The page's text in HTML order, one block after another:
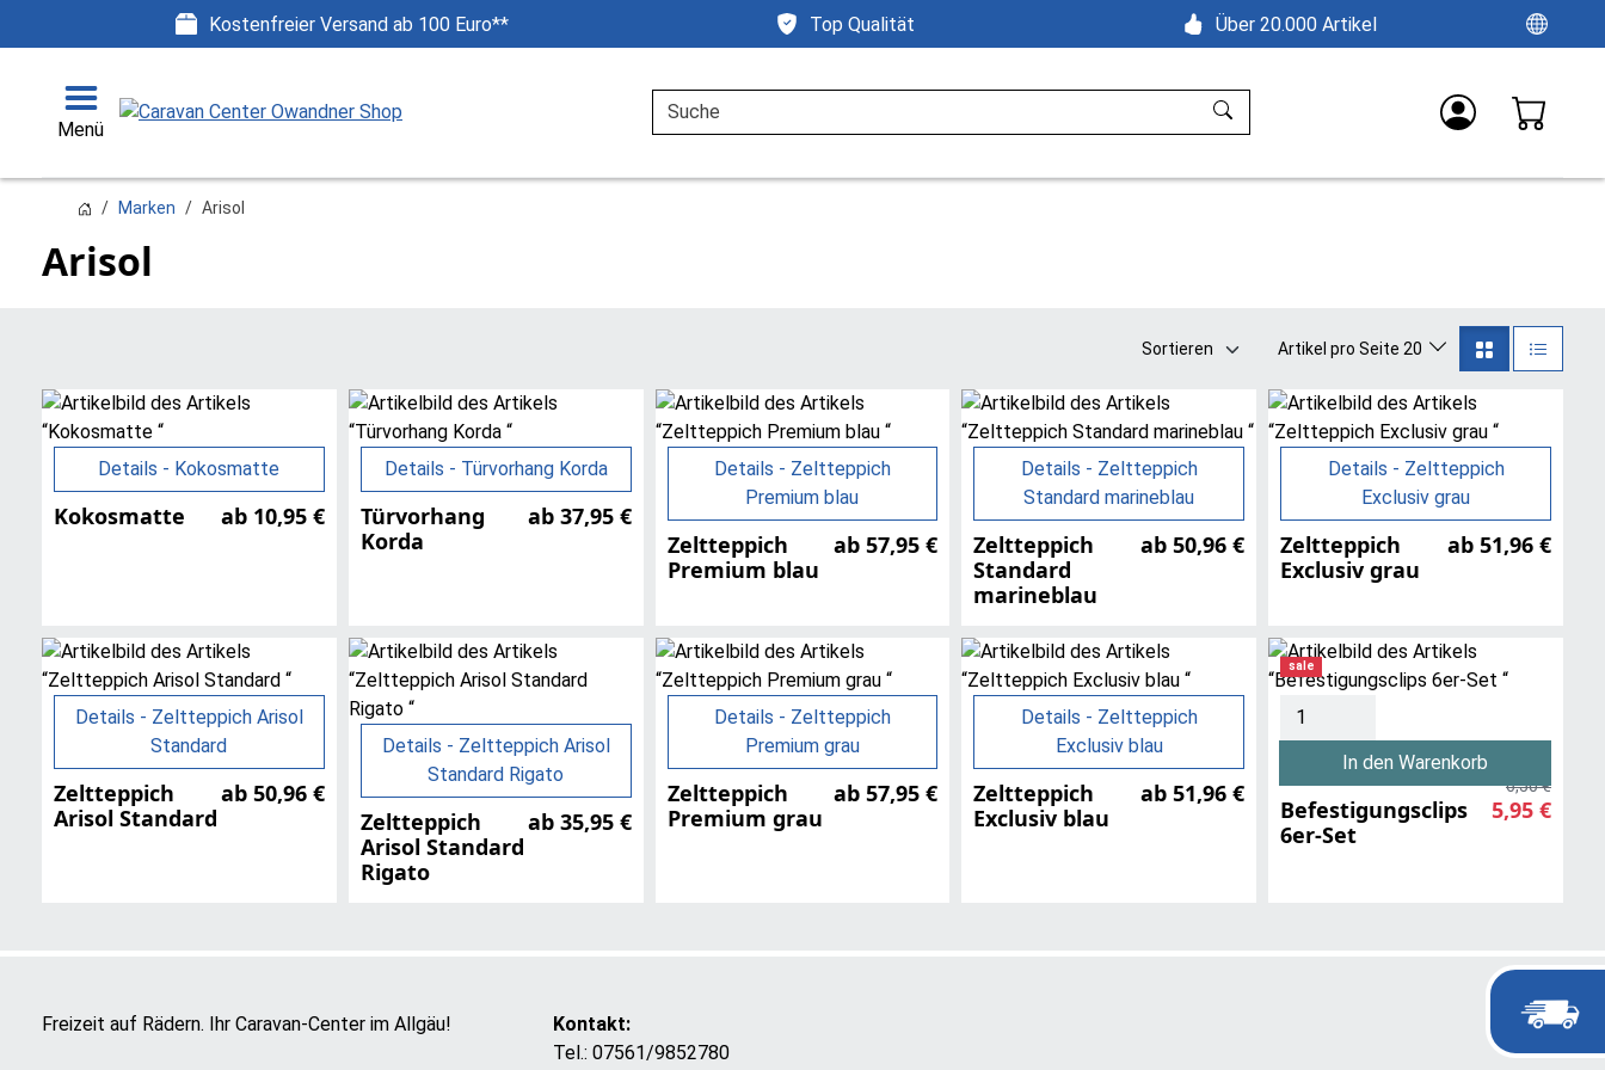
Kostenfreier Versand ab 100 Euro** Top Qualität Über 20.000 Artikel
Menü
Suche
Marken Arisol
Arisol
Sortieren Artikel pro Seite 20
Details - Kokosmatte
Kokosmatte ab 10,95 €
Details - Türvorhang Korda
Türvorhang
Korda
ab 37,95 €
Details - Zeltteppich
Premium blau
Zeltteppich
Premium blau
ab 57,95 €
Details - Zeltteppich
Standard marineblau
Zeltteppich
Standard
marineblau
ab 50,96 €
Details - Zeltteppich
Exclusiv grau
Zeltteppich
Exclusiv grau
ab 51,96 €
Details - Zeltteppich Arisol
Standard
Zeltteppich
Arisol Standard
ab 50,96 €
Details - Zeltteppich Arisol
Standard Rigato
Zeltteppich
Arisol Standard
Rigato
ab 35,95 €
Details - Zeltteppich
Premium grau
Zeltteppich
Premium grau
ab 57,95 €
Details - Zeltteppich
Exclusiv blau
Zeltteppich
Exclusiv blau
ab 51,96 €
sale
In den Warenkorb
Befestigungsclips
6er-Set
6,50 €
5,95 €
Freizeit auf Rädern. Ihr Caravan-Center im Allgäu!
Kontakt:
Tel.: 07561/9852780